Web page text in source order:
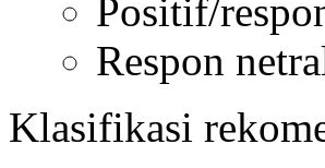
Positif/
Respon
Klasifikasi